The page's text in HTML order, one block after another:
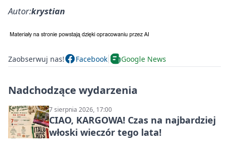
Autor:krystian
Zaobserwuj nas! Facebook Google News
Nadchodzące wydarzenia
7 sierpnia 2026, 17:00
CIAO, KARGOWA! Czas na najbardziej
włoski wieczór tego lata!